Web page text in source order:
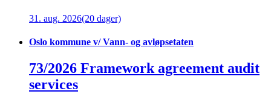
31. aug. 2026(20 dager)
Oslo kommune v/ Vann- og avløpsetaten
73/2026 Framework agreement audit
services